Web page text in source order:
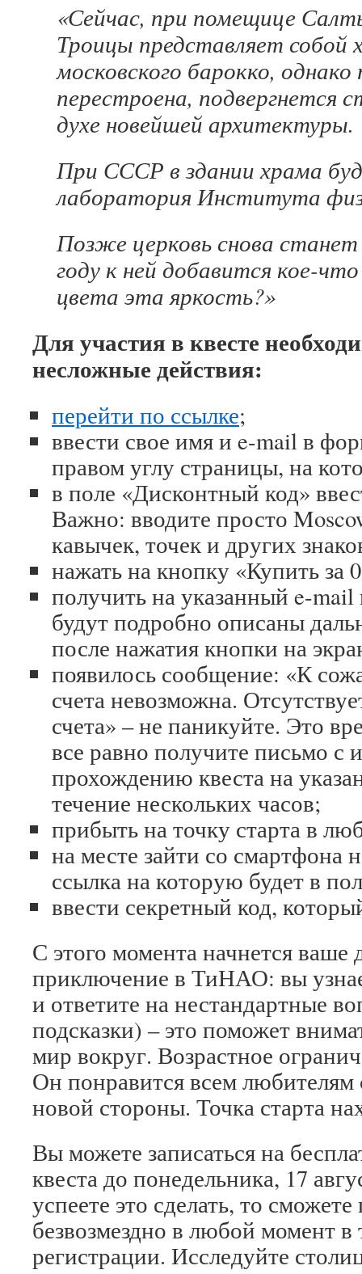
«Сейчас, при помещице
Троицы представляет
московского барокко,
перестроена, подвергнется
духе новейшей архитектуры.
При СССР в здании храма
лаборатория Института
Позже церковь снова
году к ней добавится кое-
цвета эта яркость?»
Для участия в квесте
несложные действия:
перейти по ссылке;
ввести свое имя и e-mail в
правом углу страницы, на
в поле «Дисконтный код»
Важно: вводите просто
кавычек, точек и других
нажать на кнопку «Купить за
получить на указанный e-
будут подробно описаны
после нажатия кнопки на
появилось сообщение: «К
счета невозможна.
счета» – не паникуйте. Это
все равно получите письмо с
прохождению квеста на
течение нескольких часов;
прибыть на точку старта в
на месте зайти со смартфона
ссылка на которую будет в
ввести секретный код,
С этого момента начнется ваше
приключение в ТиНАО: вы
и ответите на нестандартные
подсказки) – это поможет
мир вокруг. Возрастное
Он понравится всем
новой стороны. Точка старта
Вы можете записаться на
квеста до понедельника, 17
успеете это сделать, то
безвозмездно в любой момент в
регистрации. Исследуйте